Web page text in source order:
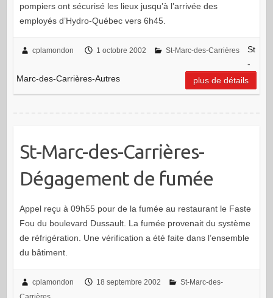
pompiers ont sécurisé les lieux jusqu’à l’arrivée des
employés d’Hydro-Québec vers 6h45.
cplamondon 1 octobre 2002 St-Marc-des-Carrières
St
-
Marc-des-Carrières-Autres
plus de détails
St-Marc-des-Carrières-
Dégagement de fumée
Appel reçu à 09h55 pour de la fumée au restaurant le Faste
Fou du boulevard Dussault. La fumée provenait du système
de réfrigération. Une vérification a été faite dans l’ensemble
du bâtiment.
cplamondon 18 septembre 2002
St-Marc-des-